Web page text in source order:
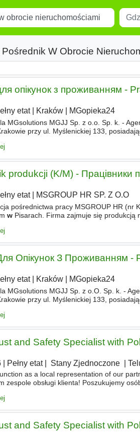
Pośrednik W Obrocie
опікунок з проживанням -
etat| Kraków MGopieka24
MGsolutions MGJJ Sp. z o.o. Sp. k. -
przy ul. Myślenickiej 133,
produkcji (K/M) - Працівники
etat| MSGROUP HR SP. Z O.O
pośrednictwa pracy MSGROUP HR (nr
wPisarach. Firma zajmuje się produkcją
Опікунок З Проживанням
etat| Kraków MGopieka24
MGsolutions MGJJ Sp. z o.O. Sp. k. -
przy ul. Myślenickiej 133,
and Safety Specialist with
| Pełny etat| Stany Zjednoczone
as a local representation of our
zespole obsługi klienta! Poszukujemy
and Safety Specialist with